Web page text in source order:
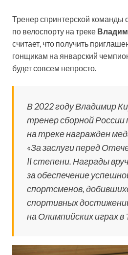
Тренер спринтерской команды
по велоспорту на треке
считает, что получить
гонщикам на январский
будет совсем непросто.
В 2022 году Владимир
тренер сборной России
на треке награжден
«За заслуги перед
II степени. Награды
за обеспечение
спортсменов,
спортивных
на Олимпийских играх в